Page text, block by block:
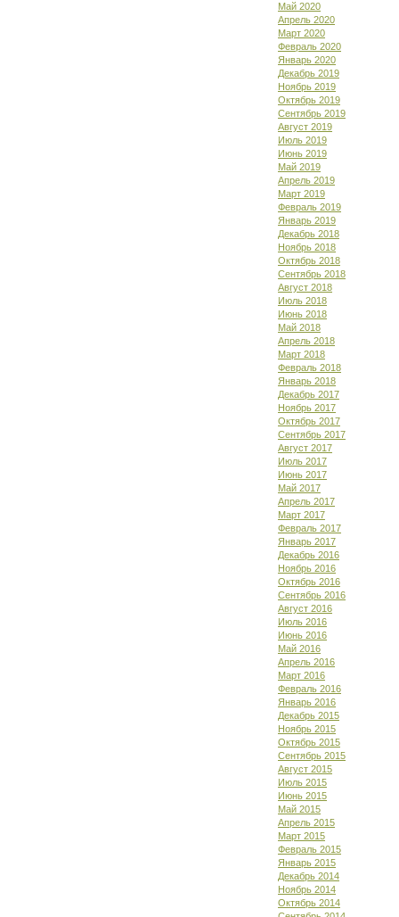
Май 2020
Апрель 2020
Март 2020
Февраль 2020
Январь 2020
Декабрь 2019
Ноябрь 2019
Октябрь 2019
Сентябрь 2019
Август 2019
Июль 2019
Июнь 2019
Май 2019
Апрель 2019
Март 2019
Февраль 2019
Январь 2019
Декабрь 2018
Ноябрь 2018
Октябрь 2018
Сентябрь 2018
Август 2018
Июль 2018
Июнь 2018
Май 2018
Апрель 2018
Март 2018
Февраль 2018
Январь 2018
Декабрь 2017
Ноябрь 2017
Октябрь 2017
Сентябрь 2017
Август 2017
Июль 2017
Июнь 2017
Май 2017
Апрель 2017
Март 2017
Февраль 2017
Январь 2017
Декабрь 2016
Ноябрь 2016
Октябрь 2016
Сентябрь 2016
Август 2016
Июль 2016
Июнь 2016
Май 2016
Апрель 2016
Март 2016
Февраль 2016
Январь 2016
Декабрь 2015
Ноябрь 2015
Октябрь 2015
Сентябрь 2015
Август 2015
Июль 2015
Июнь 2015
Май 2015
Апрель 2015
Март 2015
Февраль 2015
Январь 2015
Декабрь 2014
Ноябрь 2014
Октябрь 2014